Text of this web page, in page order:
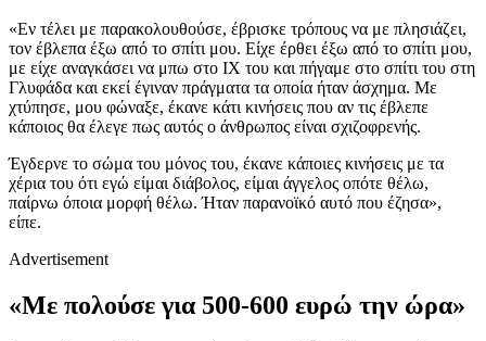
«Εν τέλει με παρακολουθούσε, έβρισκε τρόπους να με πλησιάζει,
τον έβλεπα έξω από το σπίτι μου. Είχε έρθει έξω από το σπίτι μου,
με είχε αναγκάσει να μπω στο ΙΧ του και πήγαμε στο σπίτι του στη
Γλυφάδα και εκεί έγιναν πράγματα τα οποία ήταν άσχημα. Με
χτύπησε, μου φώναξε, έκανε κάτι κινήσεις που αν τις έβλεπε
κάποιος θα έλεγε πως αυτός ο άνθρωπος είναι σχιζοφρενής.
Έγδερνε το σώμα του μόνος του, έκανε κάποιες κινήσεις με τα
χέρια του ότι εγώ είμαι διάβολος, είμαι άγγελος οπότε θέλω,
παίρνω όποια μορφή θέλω. Ήταν παρανοϊκό αυτό που έζησα»,
είπε.
Advertisement
«Με πολούσε για 500-600 ευρώ την ώρα»